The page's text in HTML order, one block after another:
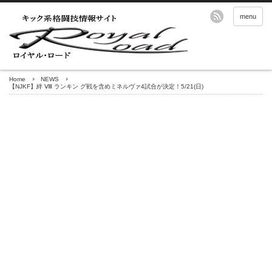
menu
Home
NEWS
【NJKF】絆 Ⅷ ランキン グ戦を含めミネルヴァ4試合が決定！5/21(日)